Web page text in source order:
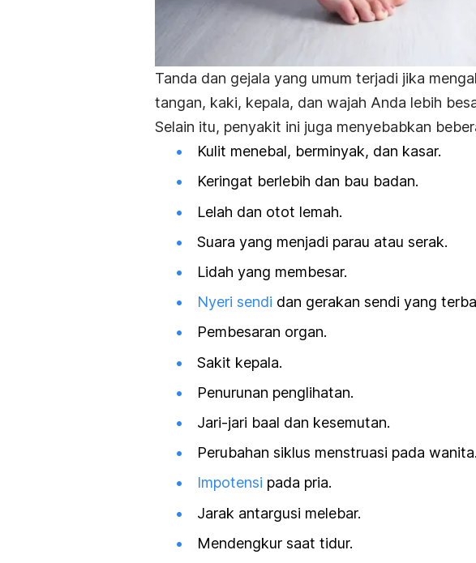
Tanda dan gejala yang umum terjadi jika
tangan, kaki, kepala, dan wajah Anda lebih
Selain itu, penyakit ini juga menyebabkan
Kulit menebal, berminyak, dan kasar.
Keringat berlebih dan bau badan.
Lelah dan otot lemah.
Suara yang menjadi parau atau serak.
Lidah yang membesar.
Nyeri sendi dan gerakan sendi yang
Pembesaran organ.
Sakit kepala.
Penurunan penglihatan.
Jari-jari baal dan kesemutan.
Perubahan siklus menstruasi pada wanita.
Impotensi pada pria.
Jarak antargusi melebar.
Mendengkur saat tidur.